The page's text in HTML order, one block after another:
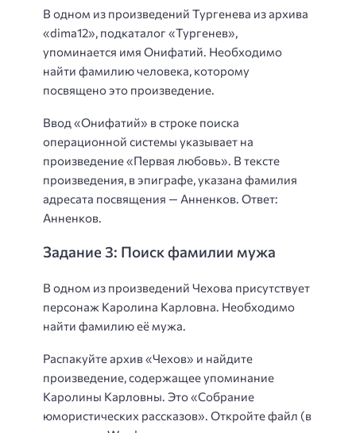
В одном из произведений Тургенева из архива
«dima12», подкаталог «Тургенев»,
упоминается имя Онифатий. Необходимо
найти фамилию человека, которому
посвящено это произведение.
Ввод «Онифатий» в строке поиска
операционной системы указывает на
произведение «Первая любовь». В тексте
произведения, в эпиграфе, указана фамилия
адресата посвящения — Анненков. Ответ:
Анненков.
Задание 3: Поиск фамилии мужа
В одном из произведений Чехова присутствует
персонаж Каролина Карловна. Необходимо
найти фамилию её мужа.
Распакуйте архив «Чехов» и найдите
произведение, содержащее упоминание
Каролины Карловны. Это «Собрание
юмористических рассказов». Откройте файл (в